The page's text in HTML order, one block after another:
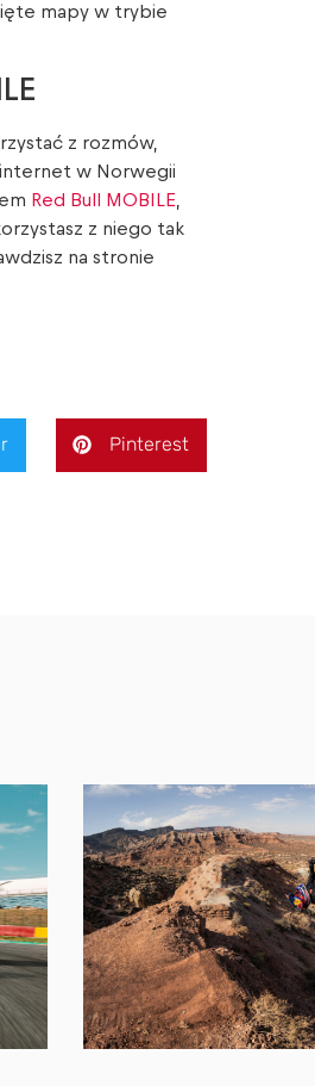
mapy w trybie
z rozmów,
w Norwegii
Red Bull MOBILE
z niego tak
na stronie
Pinterest